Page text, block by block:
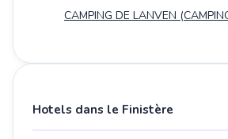
CAMPING DE LANVEN
Hotels dans le Finistère